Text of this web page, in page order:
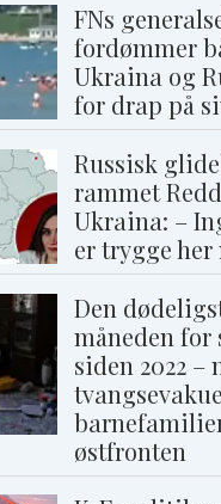
FNs
fordømmer
Ukraina og
for drap på
Russisk
rammet
Ukraina: –
er trygge her
Den
måneden for
siden 2022 –
østfronten